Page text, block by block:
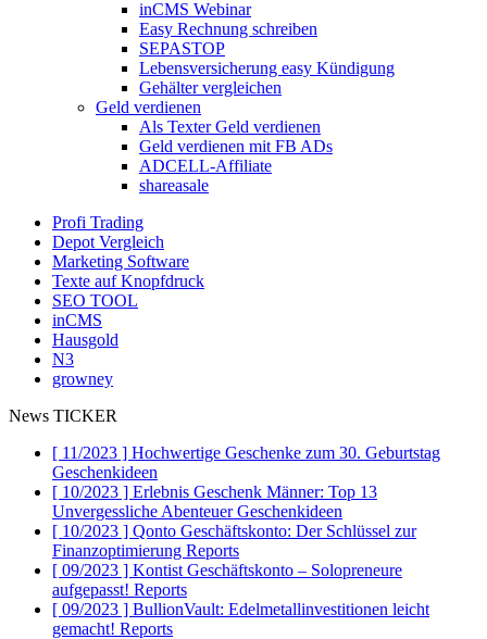
inCMS Webinar
Easy Rechnung schreiben
SEPASTOP
Lebensversicherung easy Kündigung
Gehälter vergleichen
Geld verdienen
Als Texter Geld verdienen
Geld verdienen mit FB ADs
ADCELL-Affiliate
shareasale
Profi Trading
Depot Vergleich
Marketing Software
Texte auf Knopfdruck
SEO TOOL
inCMS
Hausgold
N3
growney
News TICKER
[ 11/2023 ] Hochwertige Geschenke zum 30. Geburtstag
Geschenkideen
[ 10/2023 ] Erlebnis Geschenk Männer: Top 13
Unvergessliche AbenteuerGeschenkideen
[ 10/2023 ] Qonto Geschäftskonto: Der Schlüssel zur
Finanzoptimierung Reports
[ 09/2023 ] Kontist Geschäftskonto – Solopreneure
aufgepasst! Reports
[ 09/2023 ] BullionVault: Edelmetallinvestitionen leicht
gemacht! Reports